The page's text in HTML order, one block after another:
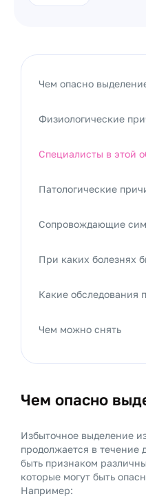
Чем опасно
Избыточное выделение
продолжается в течение
быть признаком
которые могут быть
Например:
Чем опасно
Физиологические
Специалисты в этой
Патологические
Сопровождающие
При каких болезнях
Какие обследования
Чем можно снять